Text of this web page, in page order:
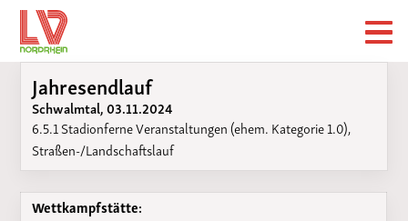
Jahresendlauf
Schwalmtal, 03.11.2024
6.5.1 Stadionferne Veranstaltungen (ehem. Kategorie 1.0),
Straßen-/Landschaftslauf
Wettkampfstätte: